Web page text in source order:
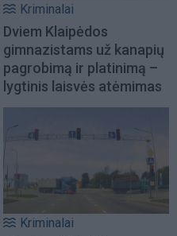
Kriminalai
Dviem Klaipėdos
gimnazistams už kanapių
pagrobimą ir platinimą –
lygtinis laisvės atėmimas
Kriminalai